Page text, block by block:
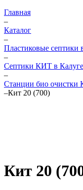
Главная
–
Каталог
–
Пластиковые септики
–
Септики КИТ в Калуге
–
Станции био очистки
–Кит 20 (700)
Кит 20